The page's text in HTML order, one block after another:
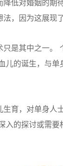
低对婚姻的
，因为这展现
是其中之一
儿的诞生，与
育，对单身
入的探讨或需要